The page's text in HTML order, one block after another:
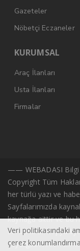
Gazeteler
Nöbetçi Eczaneler
KURUMSAL
Araç İlanları
Usta İlanları
Firmalar
—— WEBADASI
Copyright Tüm
her türlü yazı ve
Sayfalarımızda
kaynağa aittir ve bu
sorumluluk
veya gazeteden
Veri politikasındaki
çerez